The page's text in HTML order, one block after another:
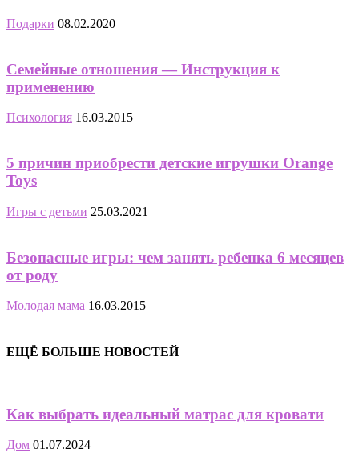
Подарки 08.02.2020
Семейные отношения — Инструкция к
применению
Психология 16.03.2015
5 причин приобрести детские игрушки Orange
Toys
Игры с детьми 25.03.2021
Безопасные игры: чем занять ребенка 6 месяцев
от роду
Молодая мама 16.03.2015
ЕЩЁ БОЛЬШЕ НОВОСТЕЙ
Как выбрать идеальный матрас для кровати
Дом 01.07.2024